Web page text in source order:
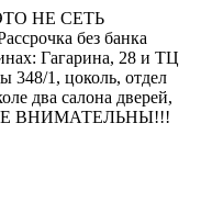
НЕ СЕТЬ
без банка
Гагарина, 28 и ТЦ
348/1, цоколь, отдел
два салона дверей,
ВНИМАТЕЛЬНЫ!!!